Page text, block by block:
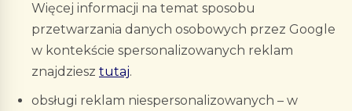
Więcej informacji na temat sposobu
przetwarzania danych osobowych przez Google
w kontekście spersonalizowanych reklam
znajdziesz tutaj.
obsługi reklam niespersonalizowanych – w